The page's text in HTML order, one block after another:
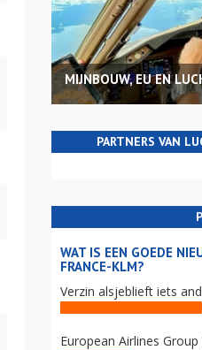
MIJNBOUW, EU EN
PARTNERS VAN
WAT IS EEN GOEDE
FRANCE-KLM?
Verzin alsjeblieft iets
European Airlines Group